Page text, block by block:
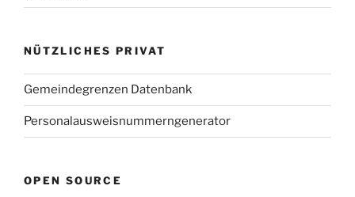
NÜTZLICHES PRIVAT
Gemeindegrenzen Datenbank
Personalausweisnummerngenerator
OPEN SOURCE